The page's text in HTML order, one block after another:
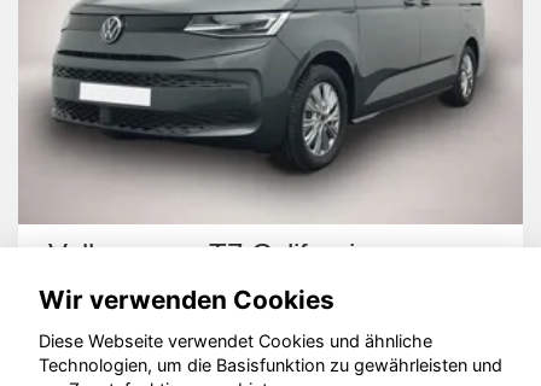
Volkswagen T7 California
Wir verwenden Cookies
Diese Webseite verwendet Cookies und ähnliche
Technologien, um die Basisfunktion zu gewährleisten und